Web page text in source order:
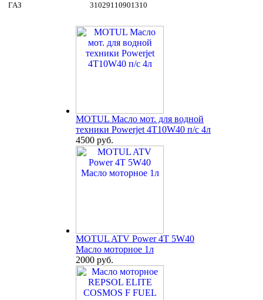
ГАЗ
31029110901310
MOTUL Масло мот. для водной
техники Powerjet 4T10W40 п/с 4л
4500 руб.
MOTUL ATV Power 4T 5W40
Масло моторное 1л
2000 руб.